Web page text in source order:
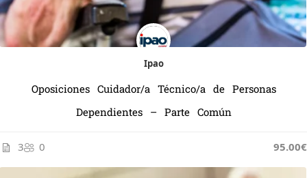
Ipao
Oposiciones Cuidador/a Técnico/a de Personas
Dependientes – Parte Común
3 0 95.00€